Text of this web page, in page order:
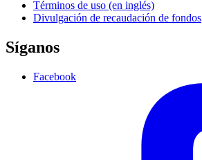
Términos de uso (en inglés)
Divulgación de recaudación de fondos
Síganos
Facebook